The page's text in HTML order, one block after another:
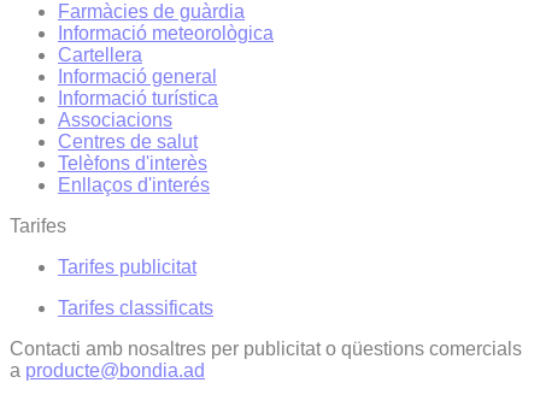
Farmàcies de guàrdia
Informació meteorològica
Cartellera
Informació general
Informació turística
Associacions
Centres de salut
Telèfons d'interès
Enllaços d'interés
Tarifes
Tarifes publicitat
Tarifes classificats
Contacti amb nosaltres per publicitat o qüestions comercials
a producte@bondia.ad